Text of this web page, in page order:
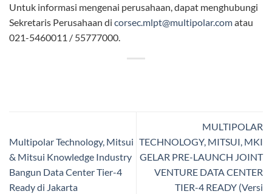
Untuk informasi mengenai perusahaan, dapat menghubungi
Sekretaris Perusahaan di corsec.mlpt@multipolar.comatau
021-5460011 / 55777000.
Multipolar Technology, Mitsui
& Mitsui Knowledge Industry
Bangun Data Center Tier-4
Ready di Jakarta
MULTIPOLAR
TECHNOLOGY, MITSUI, MKI
GELAR PRE-LAUNCH JOINT
VENTURE DATA CENTER
TIER-4 READY (Versi